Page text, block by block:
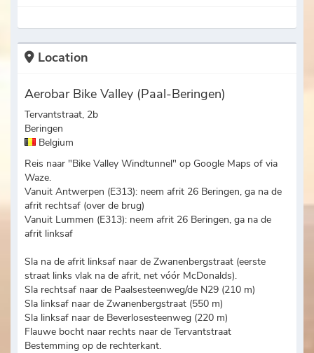
Location
Aerobar Bike Valley (Paal-Beringen)
Tervantstraat, 2b
Beringen
Belgium
Reis naar "Bike Valley Windtunnel" op Google Maps of via
Waze.
Vanuit Antwerpen (E313): neem afrit 26 Beringen, ga na de
afrit rechtsaf (over de brug)
Vanuit Lummen (E313): neem afrit 26 Beringen, ga na de
afrit linksaf
Sla na de afrit linksaf naar de Zwanenbergstraat (eerste
straat links vlak na de afrit, net vóór McDonalds).
Sla rechtsaf naar de Paalsesteenweg/de N29 (210 m)
Sla linksaf naar de Zwanenbergstraat (550 m)
Sla linksaf naar de Beverlosesteenweg (220 m)
Flauwe bocht naar rechts naar de Tervantstraat
Bestemming op de rechterkant.